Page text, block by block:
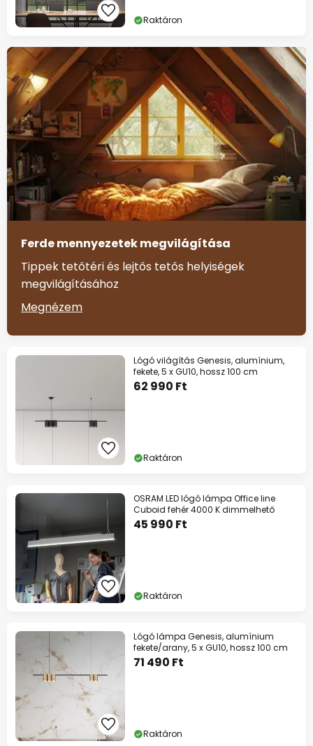
Raktáron
Ferde mennyezetek megvilágítása
Tippek tetőtéri és lejtős tetős helyiségek
megvilágításához
Megnézem
Lógó világítás Genesis, alumínium,
fekete, 5 x GU10, hossz 100 cm
62 990 Ft
Raktáron
OSRAM LED lógó lámpa Office line
Cuboid fehér 4000 K dimmelhető
45 990 Ft
Raktáron
Lógó lámpa Genesis, alumínium
fekete/arany, 5 x GU10, hossz 100 cm
71 490 Ft
Raktáron